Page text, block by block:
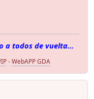
a todos de vuelta...
-WebAPP GDA